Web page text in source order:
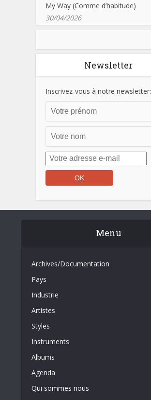
My Way (Comme d’habitude)
30/04/2026
Newsletter
Inscrivez-vous à notre newsletter:
Menu
Archives/Documentation
Pays
Industrie
Artistes
Styles
Instruments
Albums
Agenda
Qui sommes nous